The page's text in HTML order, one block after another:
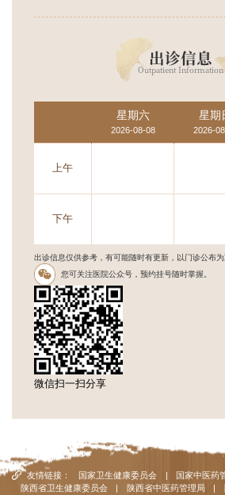
出诊信息
Outpatient Information
星期六
2026-08-08
星期
2026-
上午
下午
出诊信息仅供参考，有可能随时有更新，以门诊公布
您可关注医院公众号，预约挂号随时掌握。
微信扫一扫分享
友情链接： 国家卫生健康委员会 国家中医药
陕西省卫生健康委员会
陕西省中医药管理局